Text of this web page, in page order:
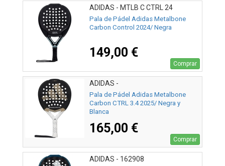
ADIDAS - MTLB C CTRL 24
Pala de Pádel Adidas Metalbone
Carbon Control 2024/ Negra
149,00 €
Comprar
ADIDAS -
Pala de Pádel Adidas Metalbone
Carbon CTRL 3.4 2025/ Negra y
Blanca
165,00 €
Comprar
ADIDAS - 162908